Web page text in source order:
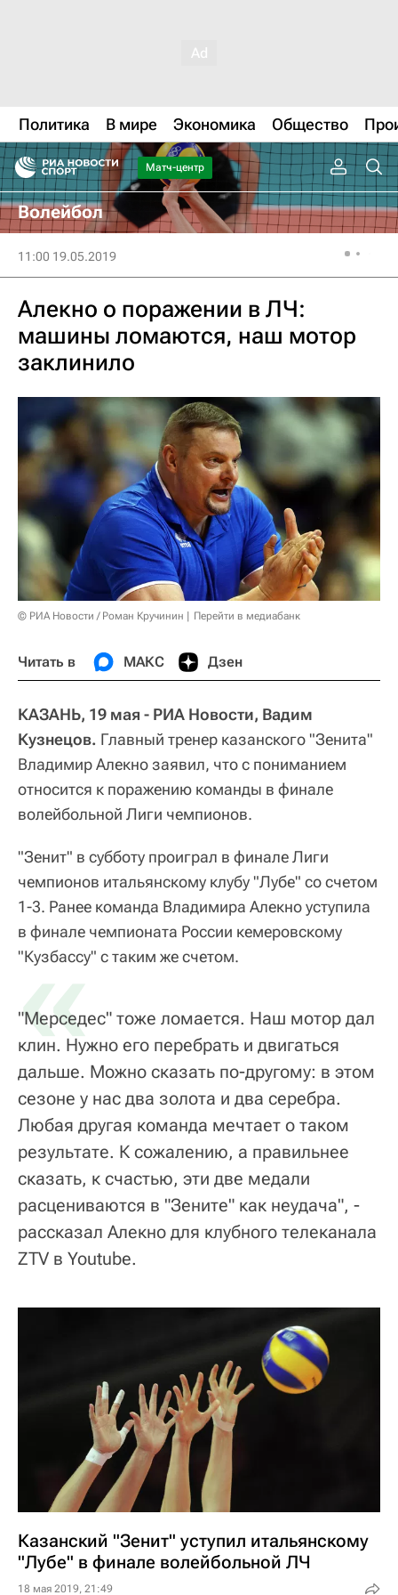
Политика В мире Экономика Общество
Матч-центр
Волейбол
11:00 19.05.2019
Алекно о поражении в ЛЧ:
машины ломаются, наш мотор
заклинило
© РИА Новости / Роман Кручинин Перейти в медиабанк
Читать в МАКС Дзен
КАЗАНЬ, 19 мая - РИА Новости, Вадим
Кузнецов. Главный тренер казанского "Зенита"
Владимир Алекно заявил, что с пониманием
относится к поражению команды в финале
волейбольной Лиги чемпионов.
"Зенит" в субботу проиграл в финале Лиги
чемпионов итальянскому клубу "Лубе" со счетом
1-3. Ранее команда Владимира Алекно уступила
в финале чемпионата России кемеровскому
"Кузбассу" с таким же счетом.
«
"Мерседес" тоже ломается. Наш мотор дал
клин. Нужно его перебрать и двигаться
дальше. Можно сказать по-другому: в этом
сезоне у нас два золота и два серебра.
Любая другая команда мечтает о таком
результате. К сожалению, а правильнее
сказать, к счастью, эти две медали
расцениваются в "Зените" как неудача", -
рассказал Алекно для клубного телеканала
ZTV в Youtube.
Казанский "Зенит" уступил итальянскому
"Лубе" в финале волейбольной ЛЧ
18 мая 2019, 21:49